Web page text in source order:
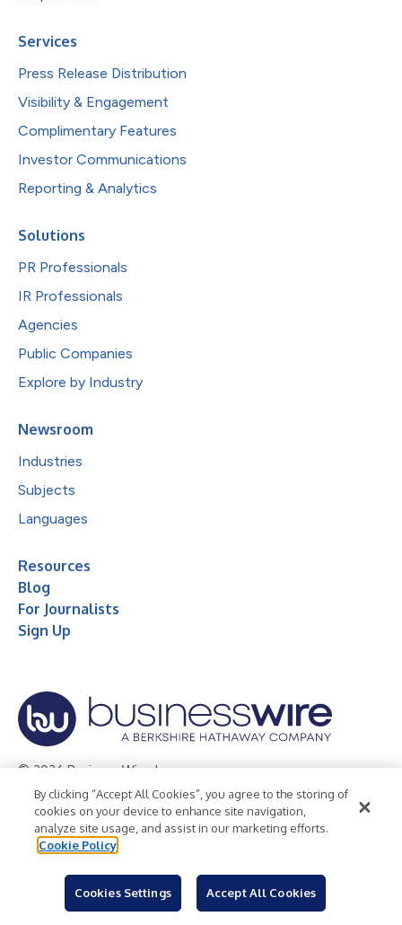
Services
Press Release Distribution
Visibility & Engagement
Complimentary Features
Investor Communications
Reporting & Analytics
Solutions
PR Professionals
IR Professionals
Agencies
Public Companies
Explore by Industry
Newsroom
Industries
Subjects
Languages
Resources
Blog
For Journalists
Sign Up
© 2026 Business Wire, Inc.
Privacy Policy Cookie Policy
Accessibility Statement
Terms of Use
Legal
By clicking “Accept All Cookies”, you agree to the storing of
cookies on your device to enhance site navigation,
analyze site usage, and assist in our marketing efforts.
Cookie Policy
Cookies Settings Accept All Cookies